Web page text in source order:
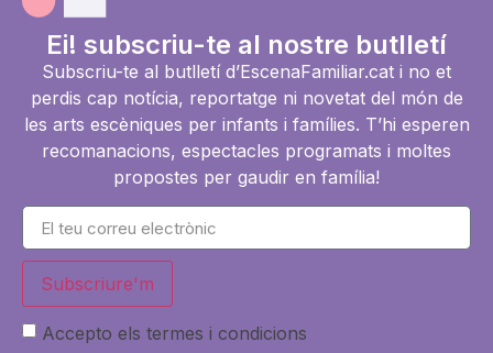
Ei! subscriu-te al nostre butlletí
Subscriu-te al butlletí d’EscenaFamiliar.cat i no et
perdis cap notícia, reportatge ni novetat del món de
les arts escèniques per infants i famílies. T’hi esperen
recomanacions, espectacles programats i moltes
propostes per gaudir en família!
Subscriure'm
Accepto els termes i condicions